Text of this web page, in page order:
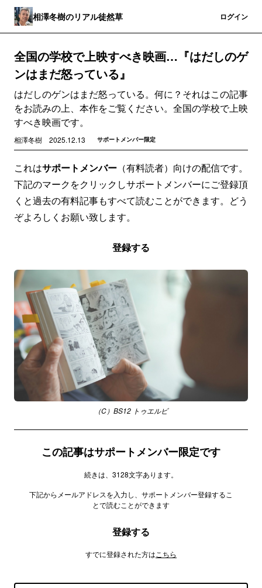
相澤冬樹のリアル徒然草 ログイン
全国の学校で上映すべき映画…『はだしのゲ
ンはまだ怒っている』
はだしのゲンはまだ怒っている。何に？それはこの記事
をお読みの上、本作をご覧ください。全国の学校で上映
すべき映画です。
相澤冬樹 2025.12.13 サポートメンバー限定
これはサポートメンバー （有料読者）向けの配信です。
下記のマークをクリックしサポートメンバーにご登録頂
くと過去の有料記事もすべて読むことができます。どう
ぞよろしくお願い致します。
登録する
（C）BS12 トゥエルビ
この記事はサポートメンバー限定です
続きは、3128文字あります。
下記からメールアドレスを入力し、サポートメンバー登録するこ
とで読むことができます
登録する
すでに登録された方は こちら